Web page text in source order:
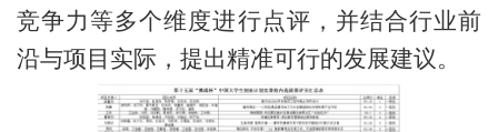
竞争力等多个维度进行点评，并结合行业前
沿与项目实际，提出精准可行的发展建议。